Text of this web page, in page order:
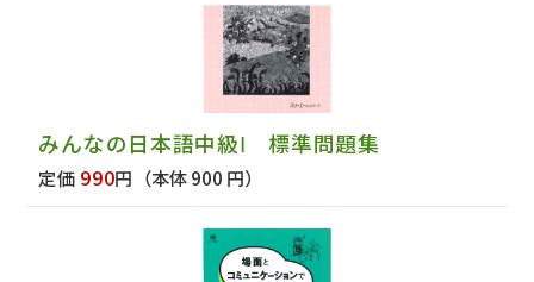
みんなの日本語中級Ⅰ 標準問題集
定価 990円 （本体 900 円）